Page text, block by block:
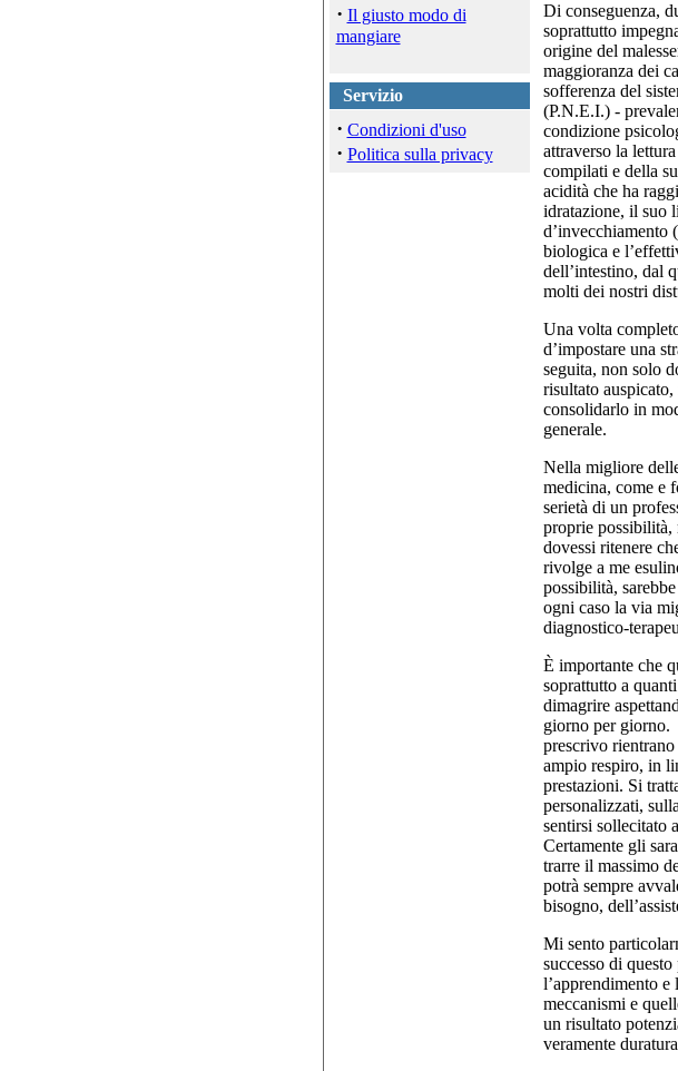
· Il giusto modo di
mangiare
Servizio
· Condizioni d'uso
· Politica sulla privacy
Di conseguenza,
soprattutto
origine del
maggioranza dei
sofferenza del
(P.N.E.I.) -
condizione
attraverso la
compilati e della
acidità che ha
idratazione, il suo
d’invecchiamento
biologica e
dell’intestino, dal
molti dei nostri
Una volta
d’impostare una
seguita, non solo
risultato
consolidarlo in
generale.
Nella migliore
medicina, come e
serietà di un
proprie possibilità,
dovessi ritenere
rivolge a me
possibilità,
ogni caso la via
diagnostico-
È importante che
soprattutto a
dimagrire
giorno per giorno.
prescrivo
ampio respiro, in
prestazioni. Si
personalizzati,
sentirsi sollecitato
Certamente gli
trarre il massimo
potrà sempre
bisogno,
Mi sento
successo di
l’apprendimento e
meccanismi e
un risultato
veramente